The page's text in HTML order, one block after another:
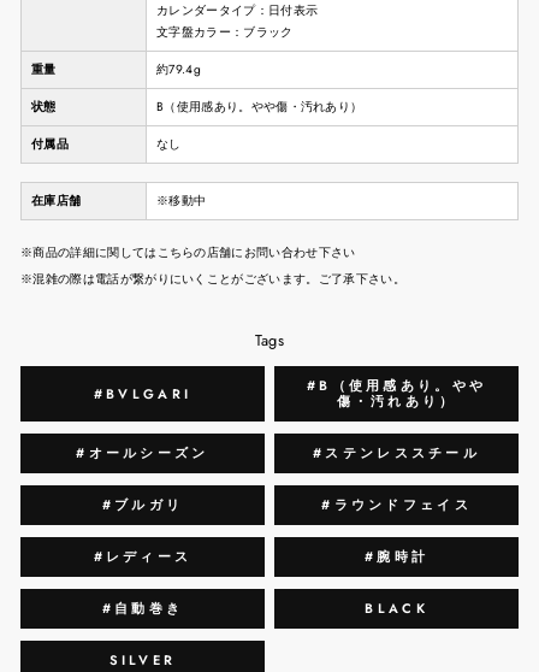
カレンダータイプ：日付表示
文字盤カラー：ブラック
重量 約79.4g
状態 B（使用感あり。やや傷・汚れあり）
付属品 なし
在庫店舗 ※移動中
※商品の詳細に関してはこちらの店舗にお問い合わせ下さい
※混雑の際は電話が繋がりにいくことがございます。ご了承下さい。
Tags
#BVLGARI
#B（使用感あり。やや
傷・汚れあり）
#オールシーズン #ステンレススチール
#ブルガリ #ラウンドフェイス
#レディース #腕時計
#自動巻き BLACK
SILVER